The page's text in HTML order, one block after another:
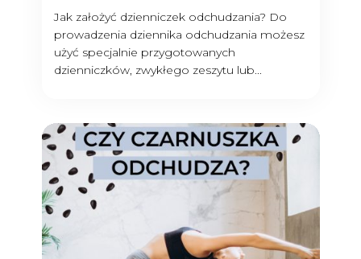
Jak założyć dzienniczek odchudzania? Do
prowadzenia dziennika odchudzania możesz
użyć specjalnie przygotowanych
dzienniczków, zwykłego zeszytu lub...